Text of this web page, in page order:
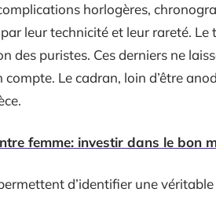
horlogères,
leur technicité et leur rareté. Le
des puristes. Ces derniers ne
Le cadran, loin d’être
femme: investir dans le bon
d’identifier une